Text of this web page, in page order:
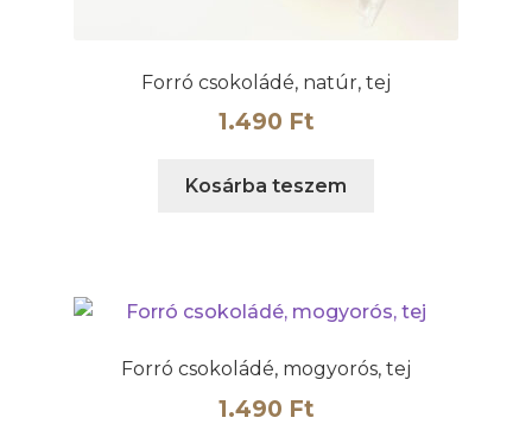
Forró csokoládé, natúr, tej
1.490 Ft
Kosárba teszem
Forró csokoládé, mogyorós, tej
1.490 Ft